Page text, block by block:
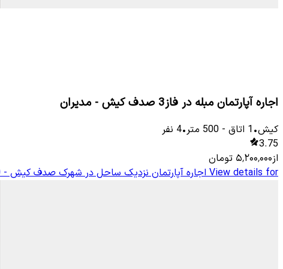
اجاره آپارتمان مبله در فاز3 صدف کیش - مدیران
کیش•
1 اتاق -
500 متر•
4 نفر
3.75
از۵٬۲۰۰٬۰۰۰ تومان
View details for اجاره آپارتمان نزدیک ساحل در شهرک صدف کیش - 60 متر